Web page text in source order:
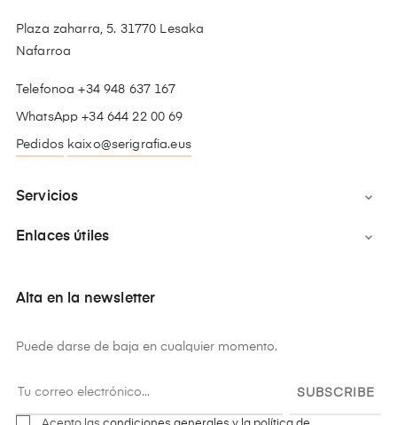
Plaza zaharra, 5. 31770 Lesaka
Nafarroa
Telefonoa +34 948 637 167
WhatsApp +34 644 22 00 69
Pedidos kaixo@serigrafia.eus
Servicios 
Enlaces útiles 
Alta en la newsletter
Puede darse de baja en cualquier momento.
SUBSCRIBE